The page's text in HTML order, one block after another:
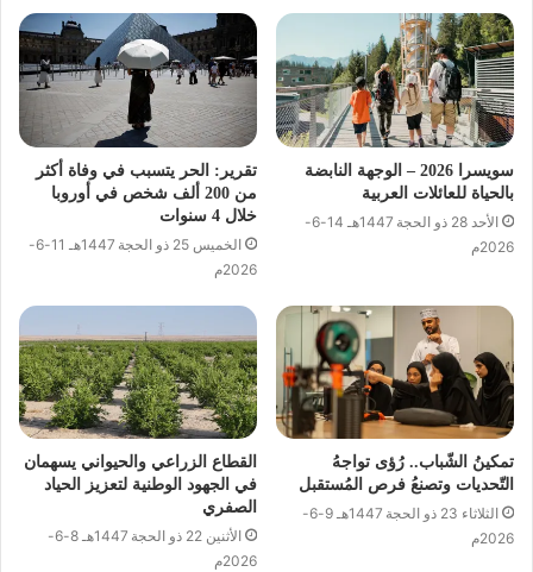
سويسرا 2026 – الوجهة النابضة
بالحياة للعائلات العربية
الأحد 28 ذو الحجة 1447هـ 14-6-
2026م
تقرير: الحر يتسبب في وفاة أكثر
من 200 ألف شخص في أوروبا
خلال 4 سنوات
الخميس 25 ذو الحجة 1447هـ 11-6-
2026م
تمكينُ الشّباب.. رُؤى تواجهُ
التّحديات وتصنعُ فرص المُستقبل
الثلاثاء 23 ذو الحجة 1447هـ 9-6-
2026م
القطاع الزراعي والحيواني يسهمان
في الجهود الوطنية لتعزيز الحياد
الصفري
الأثنين 22 ذو الحجة 1447هـ 8-6-
2026م